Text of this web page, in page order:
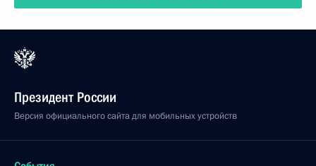
Президент России
Версия официального сайта для мобильных устройств